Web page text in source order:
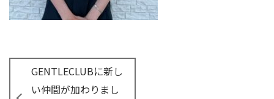
GENTLECLUBに新し
い仲間が加わりまし